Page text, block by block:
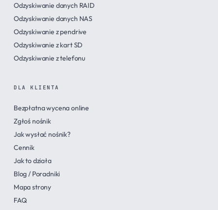
Odzyskiwanie danych RAID
Odzyskiwanie danych NAS
Odzyskiwanie z pendrive
Odzyskiwanie z kart SD
Odzyskiwanie z telefonu
DLA KLIENTA
Bezpłatna wycena online
Zgłoś nośnik
Jak wysłać nośnik?
Cennik
Jak to działa
Blog / Poradniki
Mapa strony
FAQ